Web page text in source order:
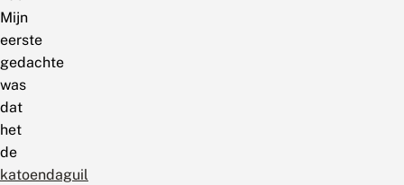
Mijn
eerste
gedachte
was
dat
het
de
katoendaguil